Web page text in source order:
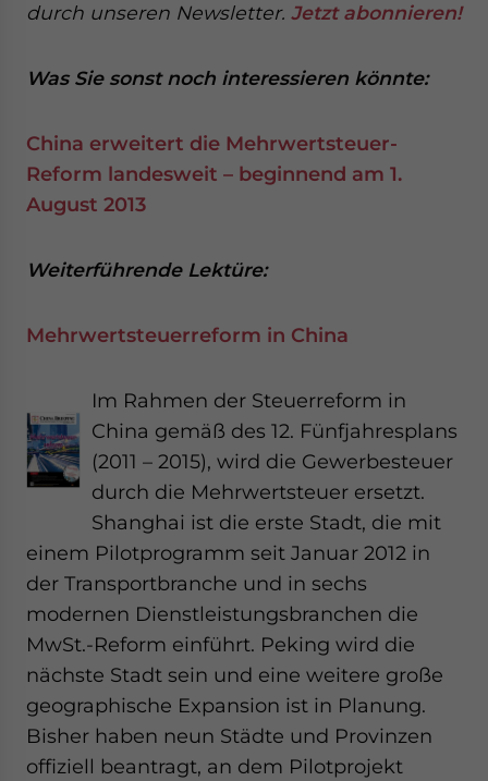
durch unseren Newsletter. Jetzt abonnieren!
Was Sie sonst noch interessieren könnte:
China erweitert die Mehrwertsteuer-
Reform landesweit – beginnend am 1.
August 2013
Weiterführende Lektüre:
Mehrwertsteuerreform in China
Im Rahmen der Steuerreform in
China gemäß des 12. Fünfjahresplans
(2011 – 2015), wird die Gewerbesteuer
durch die Mehrwertsteuer ersetzt.
Shanghai ist die erste Stadt, die mit
einem Pilotprogramm seit Januar 2012 in
der Transportbranche und in sechs
modernen Dienstleistungsbranchen die
MwSt.-Reform einführt. Peking wird die
nächste Stadt sein und eine weitere große
geographische Expansion ist in Planung.
Bisher haben neun Städte und Provinzen
offiziell beantragt, an dem Pilotprojekt